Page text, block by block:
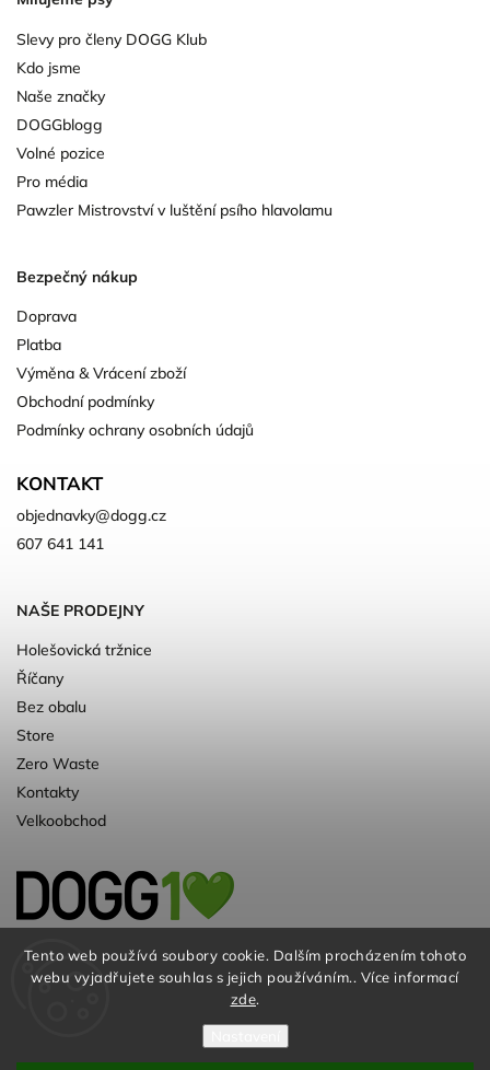
Tento web používá soubory cookie. Dalším procházením tohoto
webu vyjadřujete souhlas s jejich používáním.. Více informací
zde.
Slevy pro členy DOGG Klub
Kdo jsme
Naše značky
DOGGblogg
Volné pozice
Pro média
Pawzler Mistrovství v luštění psího hlavolamu
Bezpečný nákup
Doprava
Platba
Výměna & Vrácení zboží
Obchodní podmínky
Podmínky ochrany osobních údajů
KONTAKT
objednavky@dogg.cz
607 641 141
NAŠE PRODEJNY
Holešovická tržnice
Říčany
Bez obalu
Store
Zero Waste
Kontakty
Velkoobchod
Kvalitní a ♻️eko chovatelské potřeby pro
psy. Už 10 let